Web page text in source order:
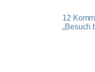
12
„Besuch